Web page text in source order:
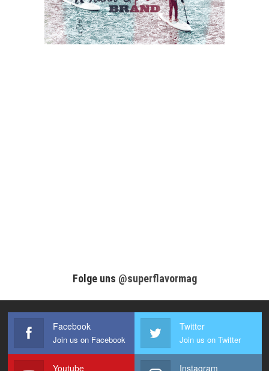
Folge uns @superflavormag
Facebook
Join us on Facebook
Twitter
Join us on Twitter
Youtube Instagram